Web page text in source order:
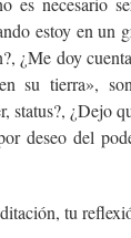
estoy en un
¿Me doy
su tierra»,
status?, ¿Dejo
deseo del
tu